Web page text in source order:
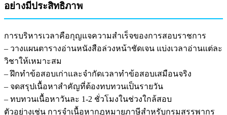
อย่างมีประสิทธิภาพ
การบริหารเวลาคือกุญแจความสำเร็จของการสอบราชการ
– วางแผนตารางอ่านหนังสือล่วงหน้าชัดเจน แบ่งเวลาอ่านแต่ละ
วิชาให้เหมาะสม
– ฝึกทำข้อสอบเก่าและจำกัดเวลาทำข้อสอบเสมือนจริง
– จดสรุปเนื้อหาสำคัญที่ต้องทบทวนเป็นรายวัน
– ทบทวนเนื้อหาวันละ 1-2 ชั่วโมงในช่วงใกล้สอบ
ตัวอย่างเช่น การจำเนื้อหากฎหมายภาษีสำหรับกรมสรรพากร